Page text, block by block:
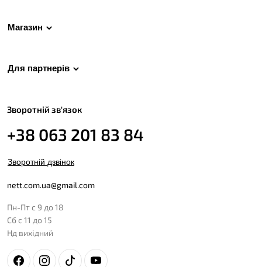
Магазин
Для партнерів
Зворотній зв'язок
+38 063 201 83 84
Зворотній дзвінок
nett.com.ua@gmail.com
Пн-Пт с 9 до 18
Сб с 11 до 15
Нд вихідний